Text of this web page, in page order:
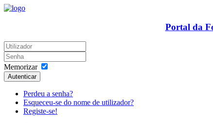
Portal da
Memorizar
Autenticar
Perdeu a senha?
Esqueceu-se do nome de utilizador?
Registe-se!